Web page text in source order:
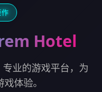
Hotel
业的游戏平台，为
体验。